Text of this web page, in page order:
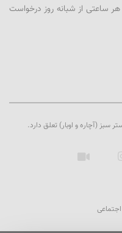
ساعتی از شبانه روز درخواست
(آچاره و اوبار) تعلق دارد.
اینستاگرام